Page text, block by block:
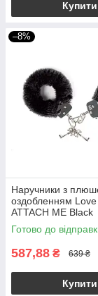
Купити
–8%
Наручники з
оздобленням
ATTACH ME Black
Готово до
587,88 ₴ 639 ₴
Купити